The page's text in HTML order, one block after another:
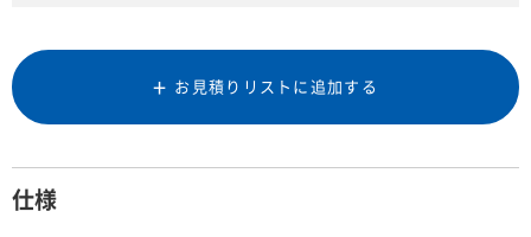
お見積りリストに追加する
仕様